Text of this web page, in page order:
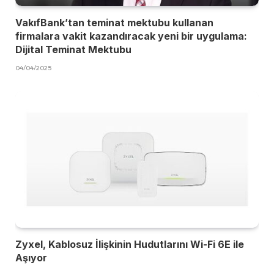
VakıfBank’tan teminat mektubu kullanan
firmalara vakit kazandıracak yeni bir uygulama:
Dijital Teminat Mektubu
04/04/2025
Zyxel, Kablosuz İlişkinin Hudutlarını Wi-Fi 6E ile
Aşıyor